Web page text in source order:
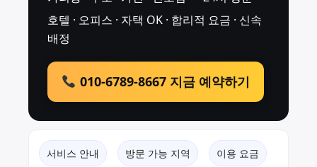
호텔 · 오피스 · 자택 OK · 합리적 요금 · 신속
배정
010-6789-8667 지금 예약하기
서비스 안내 방문 가능 지역 이용 요금